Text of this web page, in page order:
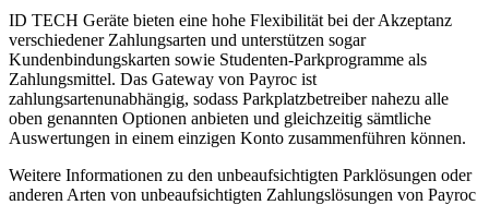
ID TECH Geräte bieten eine hohe Flexibilität bei der Akzeptanz
verschiedener Zahlungsarten und unterstützen sogar
Kundenbindungskarten sowie Studenten-Parkprogramme als
Zahlungsmittel. Das Gateway von Payroc ist
zahlungsartenunabhängig, sodass Parkplatzbetreiber nahezu alle
oben genannten Optionen anbieten und gleichzeitig sämtliche
Auswertungen in einem einzigen Konto zusammenführen können.
Weitere Informationen zu den unbeaufsichtigten Parklösungen oder
anderen Arten von unbeaufsichtigten Zahlungslösungen von Payroc